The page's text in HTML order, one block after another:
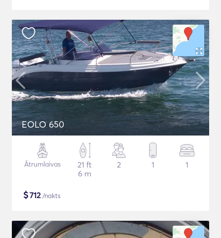
EOLO 650
Ātrumlaivas
21 ft
6 m
2 1 1
$712/nakts